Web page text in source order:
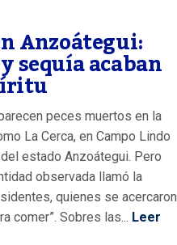
Anzoátegui:
sequía acaban
peces muertos en la
La Cerca, en Campo Lindo
estado Anzoátegui. Pero
observada llamó la
quienes se acercaron
comer”. Sobres las... Leer